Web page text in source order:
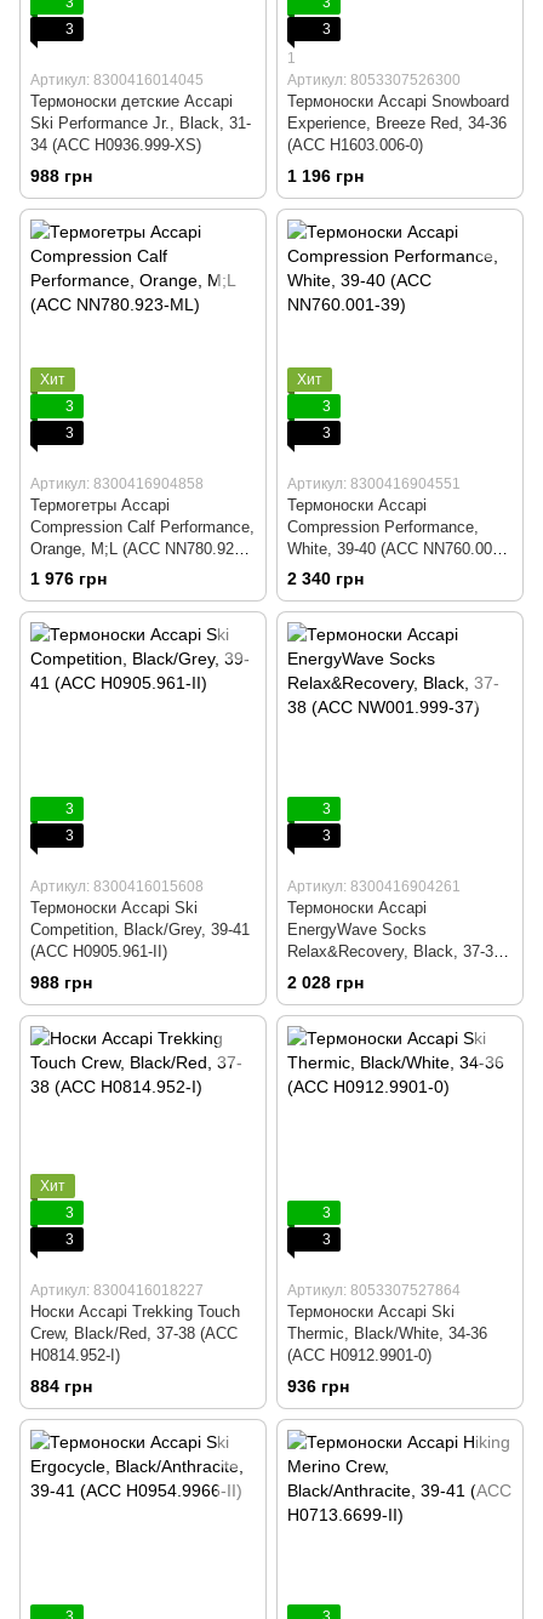
3
Артикул: 8300416014045
Термоноски детские Accapi
Ski Performance Jr., Black, 31-
34 (ACC H0936.999-XS)
988 грн
3
1
Артикул: 8053307526300
Термоноски Accapi Snowboard
Experience, Breeze Red, 34-36
(ACC H1603.006-0)
1 196 грн
Хит
3
3
Артикул: 8300416904858
Термогетры Accapi
Compression Calf Performance,
Orange, M;L (ACC NN780.923-
ML)
1 976 грн
Хит
3
3
Артикул: 8300416904551
Термоноски Accapi
Compression Performance,
White, 39-40 (ACC NN760.001-
39)
2 340 грн
3
3
Артикул: 8300416015608
Термоноски Accapi Ski
Competition, Black/Grey, 39-41
(ACC H0905.961-II)
988 грн
3
3
Артикул: 8300416904261
Термоноски Accapi
EnergyWave Socks
Relax&Recovery, Black, 37-38
(ACC NW001.999-37)
2 028 грн
Хит
3
3
Артикул: 8300416018227
Носки Accapi Trekking Touch
Crew, Black/Red, 37-38 (ACC
H0814.952-I)
884 грн
3
3
Артикул: 8053307527864
Термоноски Accapi Ski
Thermic, Black/White, 34-36
(ACC H0912.9901-0)
936 грн